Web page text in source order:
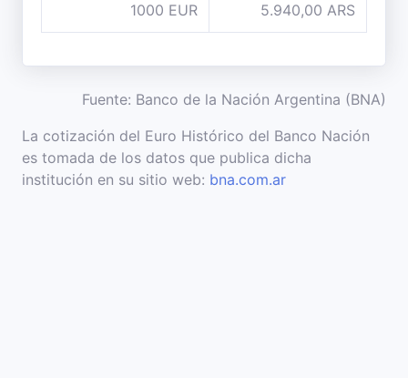
1000 EUR 5.940,00 ARS
Fuente: Banco de la Nación Argentina (BNA)
La cotización del Euro Histórico del Banco Nación
es tomada de los datos que publica dicha
institución en su sitio web: bna.com.ar